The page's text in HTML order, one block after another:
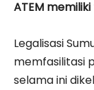
ATEM
Legalisasi
memfasilitasi
selama ini